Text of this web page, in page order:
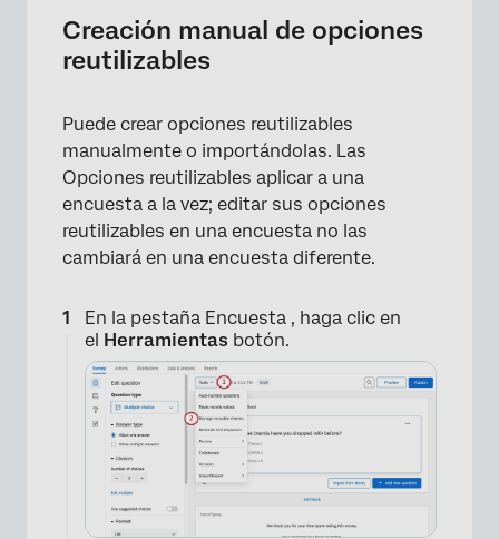
Creación manual de opciones
reutilizables
Puede crear opciones reutilizables
manualmente o importándolas. Las
Opciones reutilizables aplicar a una
encuesta a la vez; editar sus opciones
reutilizables en una encuesta no las
cambiará en una encuesta diferente.
En la pestaña Encuesta , haga clic en
el Herramientas botón.